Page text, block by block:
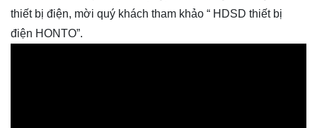
thiết bị điện, mời quý khách tham khảo “ HDSD thiết bị
điện HONTO”.